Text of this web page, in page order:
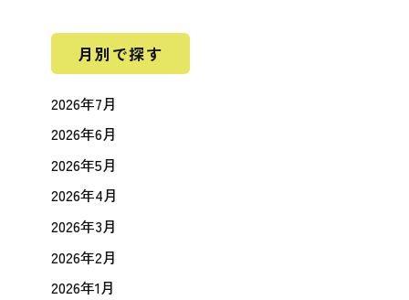
月別で探す
2026年7月
2026年6月
2026年5月
2026年4月
2026年3月
2026年2月
2026年1月